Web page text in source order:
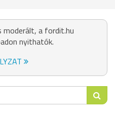
moderált, a fordit.hu
nyithatók.